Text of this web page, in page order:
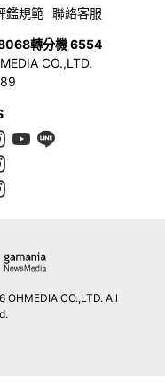
鑑規範 聯絡客服
轉分機 6554
CO.,LTD.
CO.,LTD. All